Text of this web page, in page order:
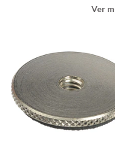
Diámetro: 25/Ver